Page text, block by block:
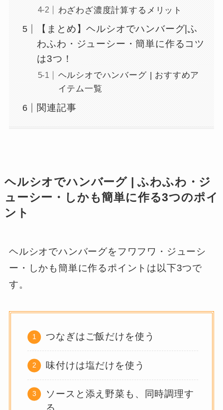
わざわざ濃度計算するメリット
【まとめ】ヘルシオでハンバーグ|ふ
わふわ・ジューシー・簡単に作るコツ
は3つ！
ヘルシオでハンバーグ | おすすめア
イテム一覧
関連記事
ヘルシオでハンバーグ | ふわふわ・ジ
ューシー・しかも簡単に作る3つのポイ
ント
ヘルシオでハンバーグをフワフワ・ジューシ
ー・しかも簡単に作るポイントは以下3つで
す。
つなぎはご飯だけを使う
味付けは塩だけを使う
ソースと添え野菜も、同時調理す
る